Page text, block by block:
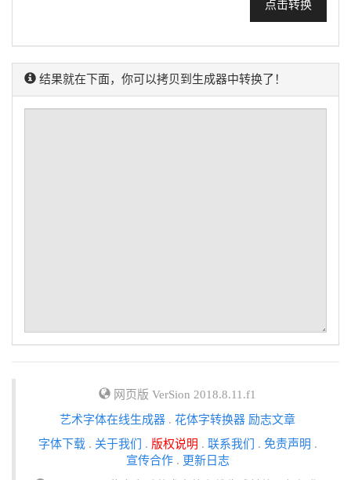
结果就在下面，你可以拷贝到生成器中转换了！
网页版 VerSion 2018.8.11.f1
艺术字体在线生成器 . 花体字转换器 励志文章
字体下载. 关于我们 . 版权说明 . 联系我们 . 免责声明 .
宣传合作. 更新日志